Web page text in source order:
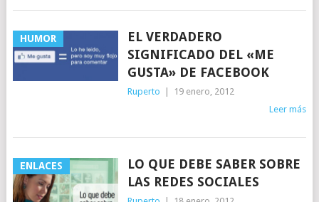
HUMOR
EL VERDADERO
SIGNIFICADO DEL «ME
GUSTA» DE FACEBOOK
Ruperto
19 enero, 2012
Leer más
ENLACES
LO QUE DEBE SABER SOBRE
LAS REDES SOCIALES